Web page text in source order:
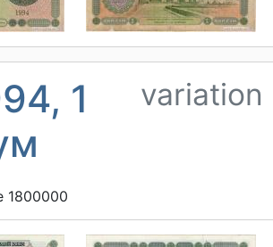
1
variation
1800000